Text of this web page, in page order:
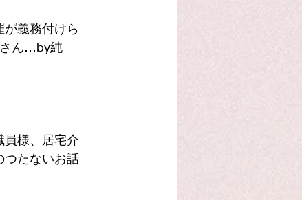
義務付けら
ん…by純
員様、居宅介
つたないお話